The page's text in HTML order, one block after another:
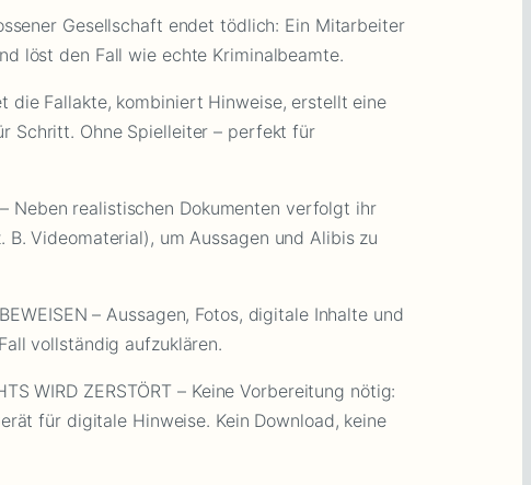
Gesellschaft endet tödlich: Ein Mitarbeiter
löst den Fall wie echte Kriminalbeamte.
die Fallakte, kombiniert Hinweise, erstellt eine
Schritt. Ohne Spielleiter – perfekt für
– Neben realistischen Dokumenten verfolgt ihr
Videomaterial), um Aussagen und Alibis zu
– Aussagen, Fotos, digitale Inhalte und
vollständig aufzuklären.
WIRD ZERSTÖRT – Keine Vorbereitung nötig:
für digitale Hinweise. Kein Download, keine